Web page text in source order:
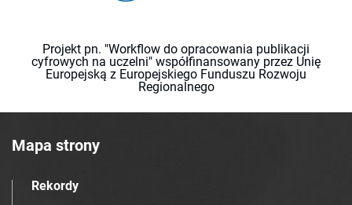
Projekt pn. "Workflow do opracowania publikacji
cyfrowych na uczelni" współfinansowany przez Unię
Europejską z Europejskiego Funduszu Rozwoju
Regionalnego
Mapa strony
Rekordy